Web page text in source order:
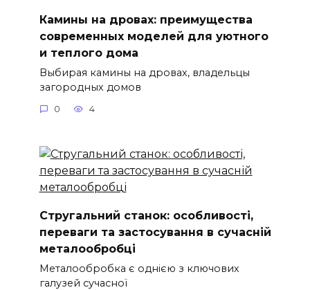
Камины на дровах: преимущества
современных моделей для уютного
и теплого дома
Выбирая камины на дровах, владельцы
загородных домов
0 4
Стругальний станок: особливості,
переваги та застосування в сучасній
металообробці
Металообробка є однією з ключових
галузей сучасної